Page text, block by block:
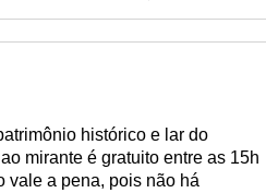
histórico e lar do
mirante é gratuito entre as 15h
vale a pena, pois não há